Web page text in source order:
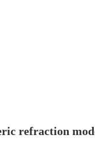
refraction